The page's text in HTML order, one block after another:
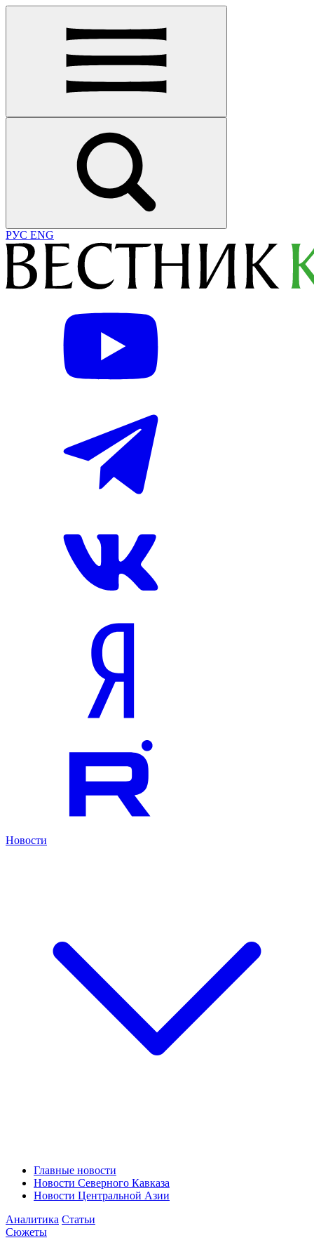
РУС ENG
Новости
Главные новости
Новости Северного Кавказа
Новости Центральной Азии
Аналитика Статьи
Сюжеты